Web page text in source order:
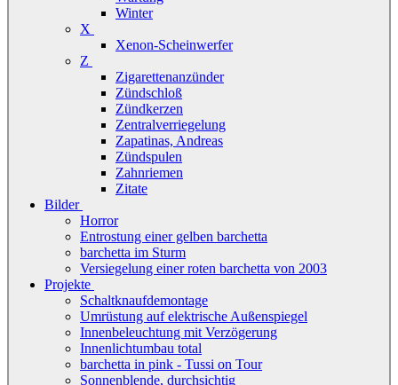
Winter
X
Xenon-Scheinwerfer
Z
Zigarettenanzünder
Zündschloß
Zündkerzen
Zentralverriegelung
Zapatinas, Andreas
Zündspulen
Zahnriemen
Zitate
Bilder
Horror
Entrostung einer gelben barchetta
barchetta im Sturm
Versiegelung einer roten barchetta von 2003
Projekte
Schaltknaufdemontage
Umrüstung auf elektrische Außenspiegel
Innenbeleuchtung mit Verzögerung
Innenlichtumbau total
barchetta in pink - Tussi on Tour
Sonnenblende, durchsichtig